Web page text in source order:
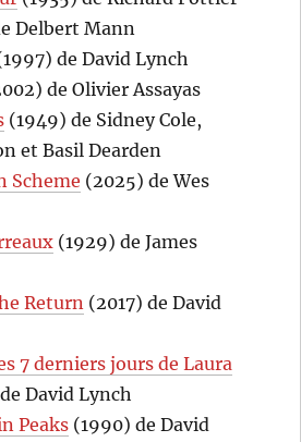
Delbert Mann
de David Lynch
de Olivier Assayas
(1949) de Sidney Cole,
et Basil Dearden
Scheme (2025) de Wes
(1929) de James
Return (2017) de David
7 derniers jours de Laura
David Lynch
Peaks (1990) de David